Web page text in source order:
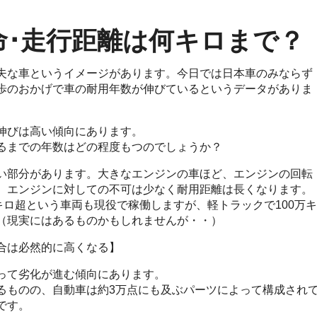
走行距離は何キロまで？
な車というイメージがあります。今日では日本車のみならず
おかげで車の耐用年数が伸びているというデータがありま
は高い傾向にあります。
での年数はどの程度もつのでしょうか？
部分があります。大きなエンジンの車ほど、エンジンの回転
ンジンに対しての不可は少なく耐用距離は長くなります。
超という車両も現役で稼働しますが、軽トラックで100万キ
実にはあるものかもしれませんが・・）
必然的に高くなる】
劣化が進む傾向にあります。
ものの、自動車は約3万点にも及ぶパーツによって構成され
。